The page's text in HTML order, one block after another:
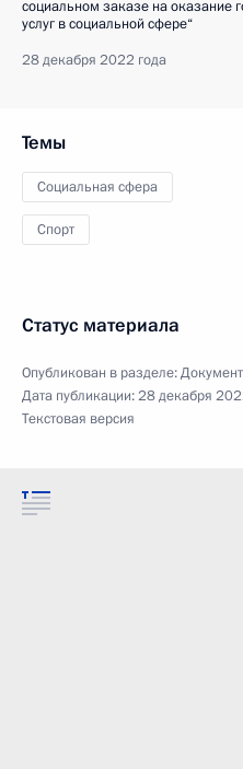
социальном заказе на оказание
услуг в социальной сфере“
28 декабря 2022 года
Темы
Социальная сфера
Спорт
Статус материала
Опубликован в разделе:
Дата публикации:28 декабря
Текстовая версия